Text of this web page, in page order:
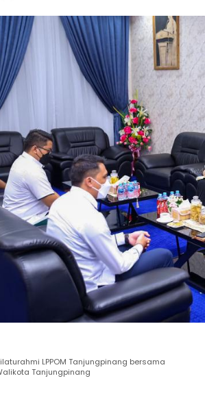
LPPOM Tanjungpinang bersama
Tanjungpinang